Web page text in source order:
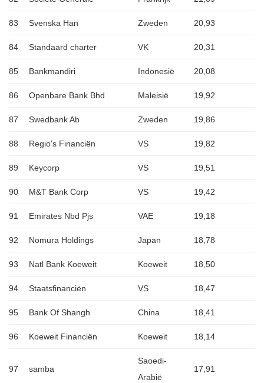
83 Svenska Han Zweden 20,93
84 Standaard charter VK 20,31
85 Bankmandiri Indonesië 20,08
86 Openbare Bank Bhd Maleisië 19,92
87 Swedbank Ab Zweden 19,86
88 Regio's Financiën VS 19,82
89 Keycorp VS 19,51
90 M&T Bank Corp VS 19,42
91 Emirates Nbd Pjs VAE 19,18
92 Nomura Holdings Japan 18,78
93 Natl Bank Koeweit Koeweit 18,50
94 Staatsfinanciën VS 18,47
95 Bank Of Shangh China 18,41
96 Koeweit Financiën Koeweit 18,14
97 samba
Saoedi-
Arabië
17,91